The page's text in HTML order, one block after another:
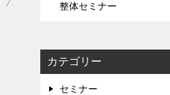
整体セミナー
カテゴリー
セミナー